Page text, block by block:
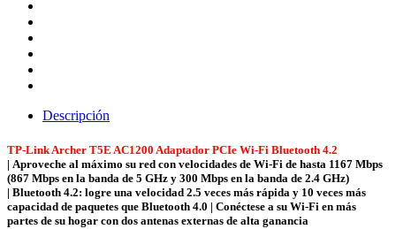
Descripción
TP-Link Archer T5E AC1200 Adaptador PCIe Wi-Fi Bluetooth 4.2
| Aproveche al máximo su red con velocidades de Wi-Fi de hasta 1167 Mbps
(867 Mbps en la banda de 5 GHz y 300 Mbps en la banda de 2.4 GHz)
| Bluetooth 4.2: logre una velocidad 2.5 veces más rápida y 10 veces más
capacidad de paquetes que Bluetooth 4.0 | Conéctese a su Wi-Fi en más
partes de su hogar con dos antenas externas de alta ganancia